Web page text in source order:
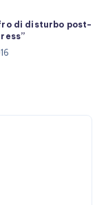
di disturbo post-